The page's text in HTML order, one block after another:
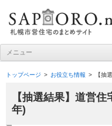
札幌市営住宅ナビ
メニュー
トップページ お役立ち情報 【抽
【抽選結果】道営
年)